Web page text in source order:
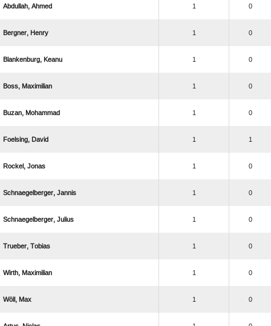
  1 0
  1 0
  1 0
  1 0
  1 0
  1 1
  1 0
  1 0
  1 0
  1 0
  1 0
  1 0